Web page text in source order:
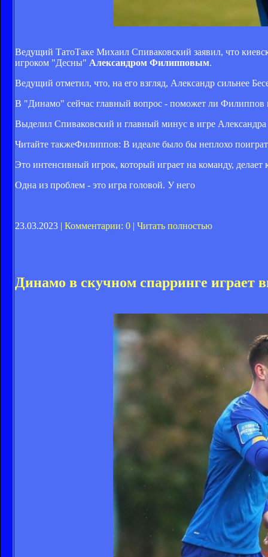
Ведущий ТатоТаке Михаил Спиваковский заявил, что
игроком "Десны" Александром Филипповым.
Ведущий отметил, что, на его взгляд, Александр сильнее
В "Динамо" сейчас главный вопрос - поможет ли Филиппов в
Выделил Спиваковский и главный минус в игре
Читайте такжеФилиппов: В идеале было бы неплохо
Это интенсивный игрок, который играет на команду,
Одна из проблем - это игра головой. У него
23.03.2023 | Комментарии: 0 | Читать полностью
Динамо в скучном спарринге играет